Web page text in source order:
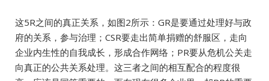
这5R之间的真正关系，如图2所示：GR是要通过处理好与政
府的关系，参与治理；CSR要走出简单捐赠的舒服区，走向
企业内生性的自我成长，形成合作网络；PR要从危机公关走
向真正的公共关系处理。这三者之间的相互配合的程度很